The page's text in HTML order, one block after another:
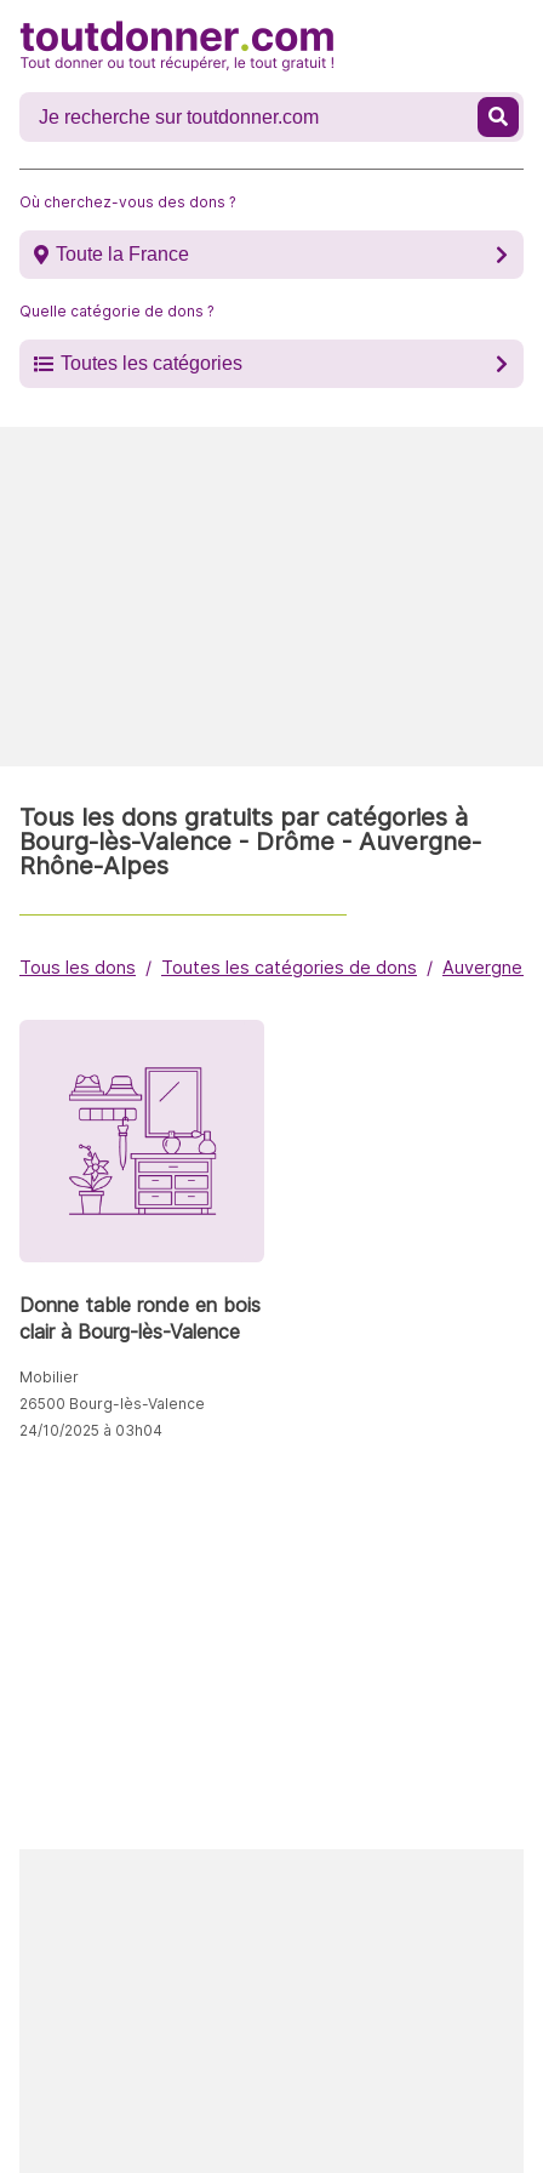
Où cherchez-vous des dons ?
Toute la France
Quelle catégorie de dons ?
Toutes les catégories
Tous les dons gratuits par catégories à
Bourg-lès-Valence - Drôme - Auvergne-
Rhône-Alpes
Tous les dons Toutes les catégories de dons Auvergne-
Donne table ronde en bois
clair à Bourg-lès-Valence
Mobilier
26500 Bourg-lès-Valence
24/10/2025 à 03h04